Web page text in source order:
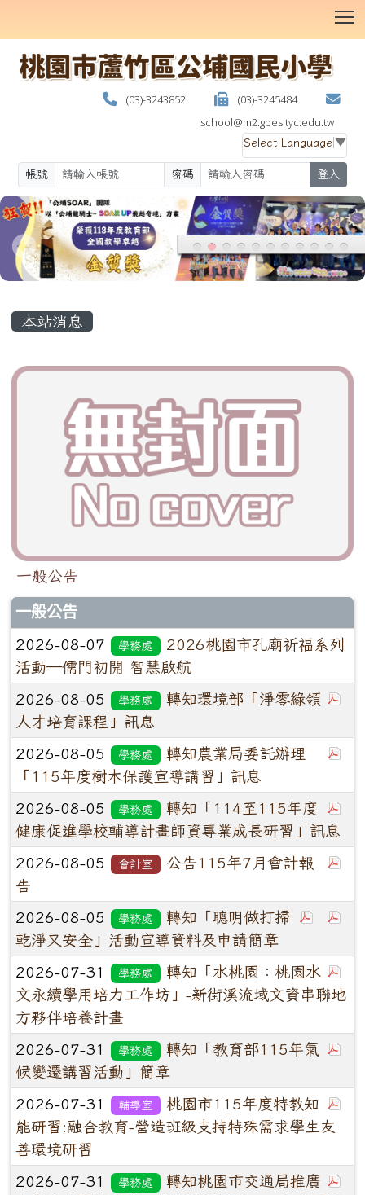
(03)-3243852
(03)-3245484
school@m2.gpes.tyc.edu.tw
Select Language ▼
帳號 密碼 登入
本站消息
一般公告
一般公告
2026-08-07 學務處
2026桃園市孔廟祈福系列
活動—儒門初開 智慧啟航
2026-08-05 學務處
轉知環境部「淨零綠領
人才培育課程」訊息
2026-08-05 學務處
轉知農業局委託辦理
「115年度樹木保護宣導講習」訊息
2026-08-05 學務處
轉知「114至115年度
健康促進學校輔導計畫師資專業成長研習」訊息
2026-08-05 會計室
公告115年7月會計報
告
2026-08-05 學務處
轉知「聰明做打掃
乾淨又安全」活動宣導資料及申請簡章
2026-07-31 學務處
轉知「水桃園：桃園水
文永續學用培力工作坊」-新街溪流域文資串聯地
方夥伴培養計畫
2026-07-31 學務處
轉知「教育部115年氣
候變遷講習活動」簡章
2026-07-31 輔導室
桃園市115年度特教知
能研習:融合教育-營造班級支持特殊需求學生友
善環境研習
2026-07-31 學務處
轉知桃園市交通局推廣